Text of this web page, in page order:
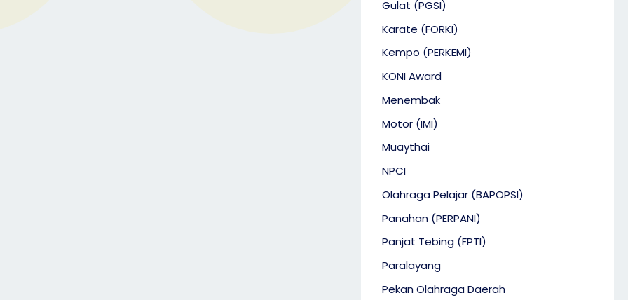
Gulat (PGSI)
Karate (FORKI)
Kempo (PERKEMI)
KONI Award
Menembak
Motor (IMI)
Muaythai
NPCI
Olahraga Pelajar (BAPOPSI)
Panahan (PERPANI)
Panjat Tebing (FPTI)
Paralayang
Pekan Olahraga Daerah